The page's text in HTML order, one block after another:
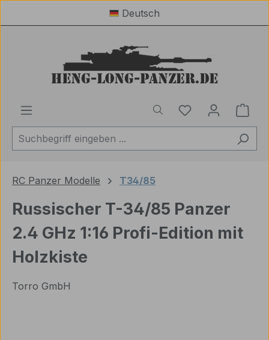
Zum Hauptinhalt springenDeutsch
Du hast 0
RC Panzer Modelle T34/85
Russischer T-34/85 Panzer
2.4 GHz 1:16 Profi-Edition mit
Holzkiste
Torro GmbH